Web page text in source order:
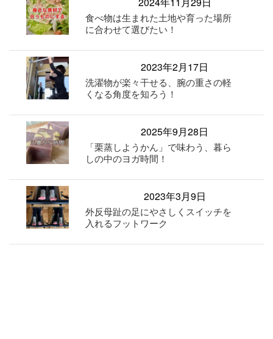
食べ物は生まれた土地や育った場所
に合わせて選びたい！
2023年2月17日
洗濯物が楽々干せる、腕の重さの軽
くなる角度を知ろう！
2025年9月28日
「栗蒸しようかん」で味わう、暮ら
しの中のヨガ時間！
2023年3月9日
外反母趾の足にやさしくスイッチを
入れるフットワーク